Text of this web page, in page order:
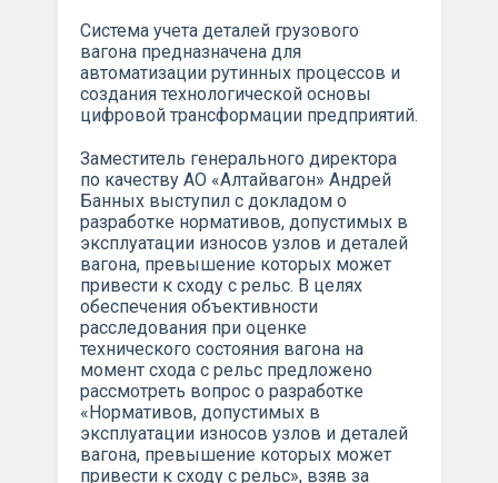
Система учета деталей грузового
вагона предназначена для
автоматизации рутинных процессов и
создания технологической основы
цифровой трансформации предприятий.
Заместитель генерального директора
по качеству АО «Алтайвагон» Андрей
Банных выступил с докладом о
разработке нормативов, допустимых в
эксплуатации износов узлов и деталей
вагона, превышение которых может
привести к сходу с рельс. В целях
обеспечения объективности
расследования при оценке
технического состояния вагона на
момент схода с рельс предложено
рассмотреть вопрос о разработке
«Нормативов, допустимых в
эксплуатации износов узлов и деталей
вагона, превышение которых может
привести к сходу с рельс», взяв за